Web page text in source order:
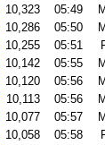
10,323 05:49
10,286 05:50
10,255 05:51
10,142 05:55
10,120 05:56
10,113 05:56
10,077 05:57
10,058 05:58